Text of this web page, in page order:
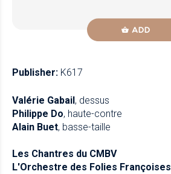
ADD
Publisher: K617
Valérie Gabail , dessus
Philippe Do, haute-contre
Alain Buet, basse-taille
Les Chantres du CMBV
L'Orchestre des Folies Françoises